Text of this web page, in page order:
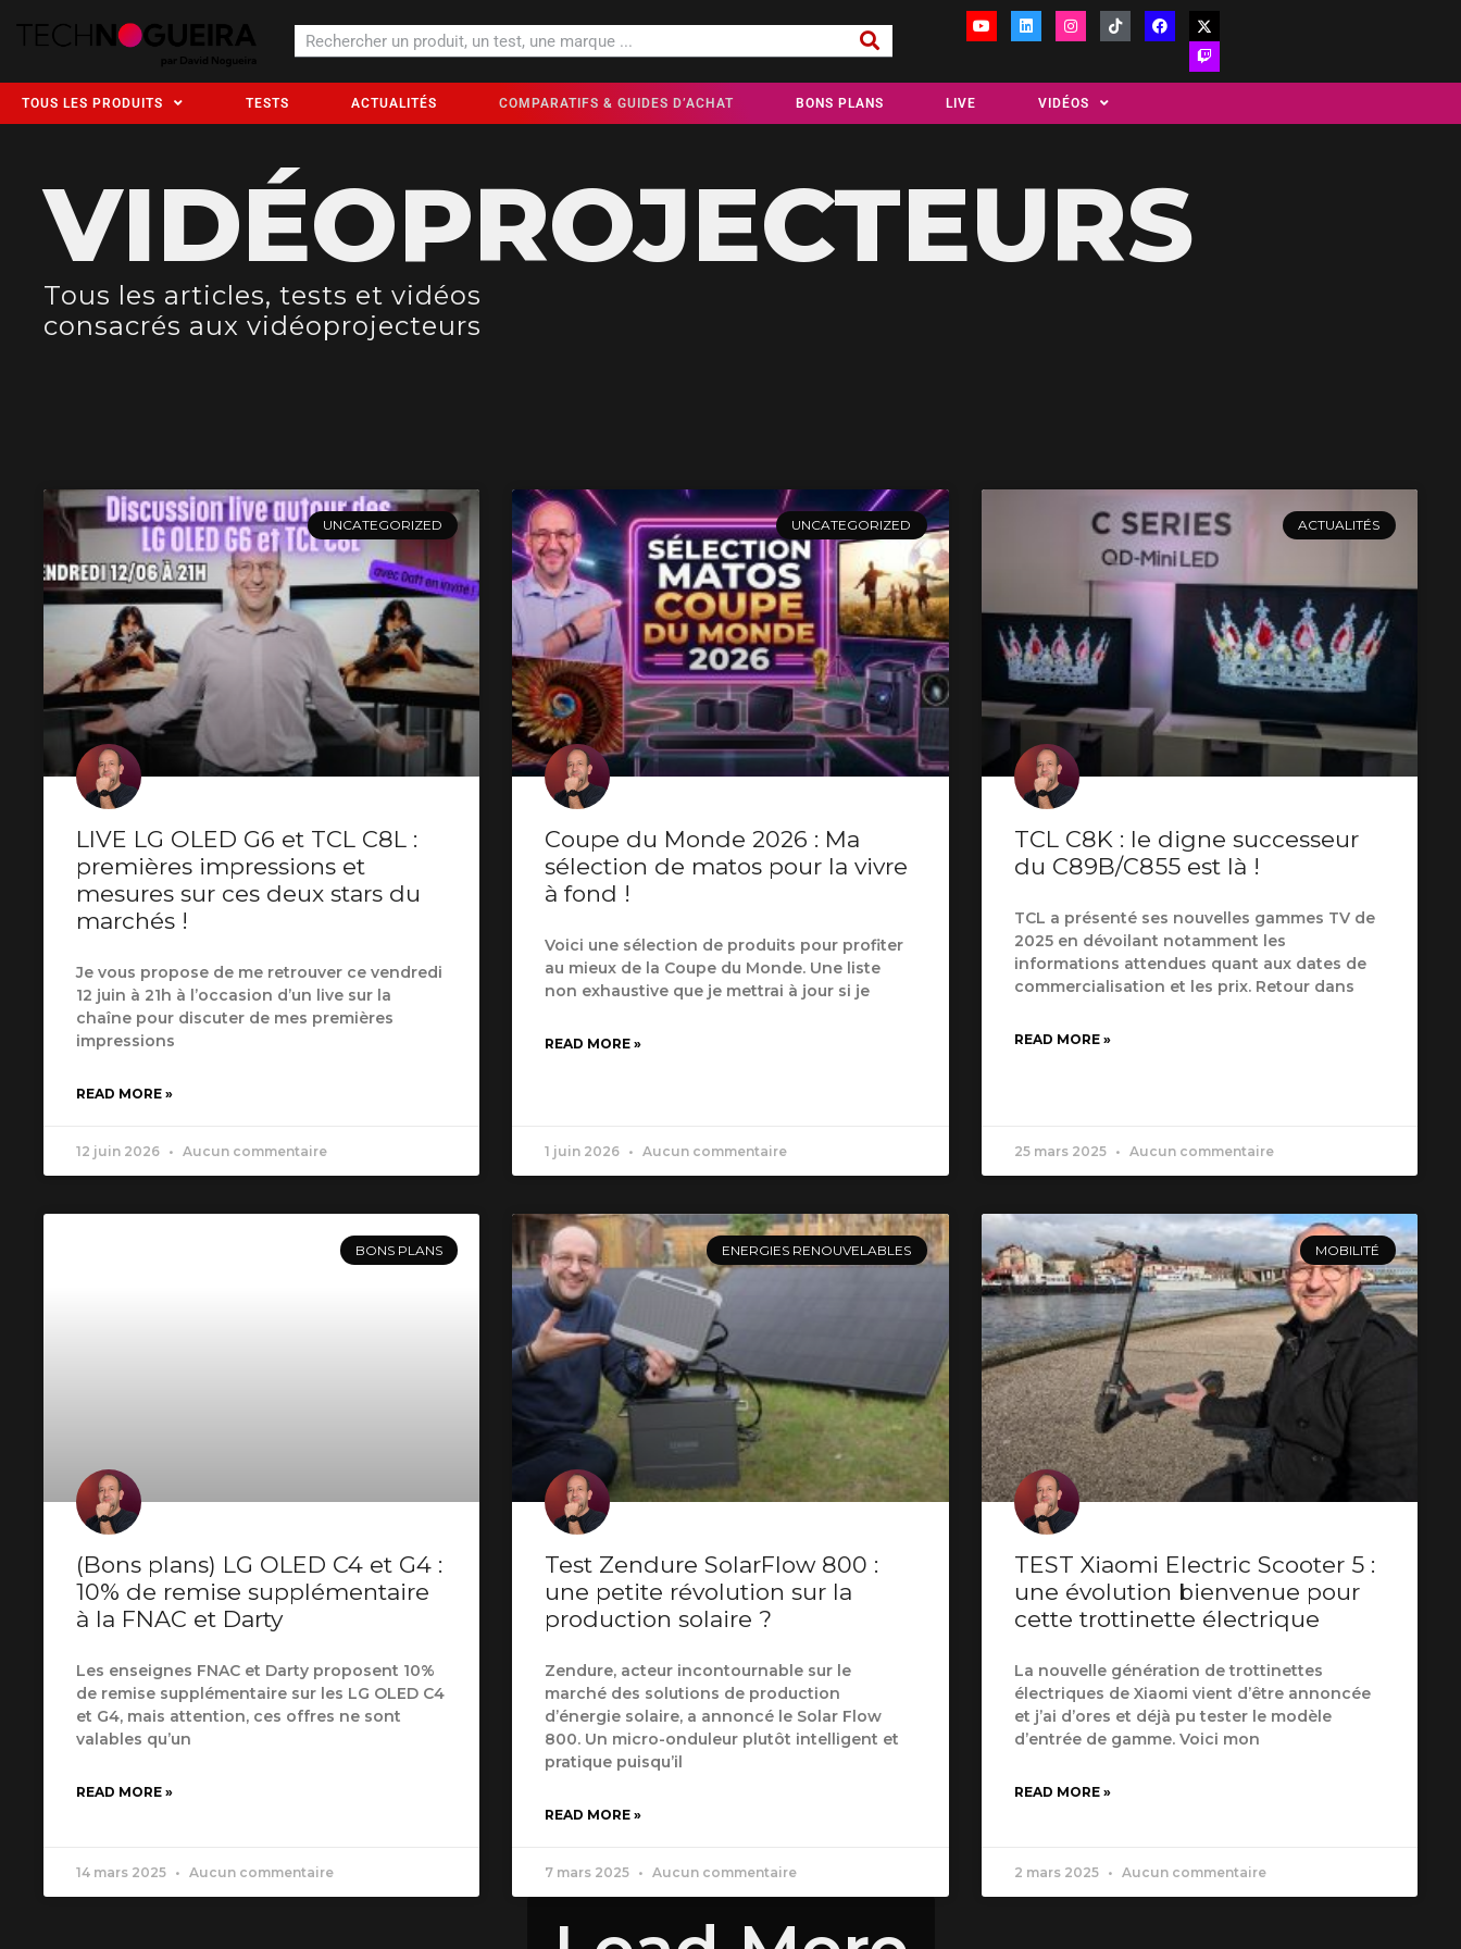
TOUS LES PRODUITS TESTS ACTUALITÉS COMPARATIFS & GUIDES D’ACHAT BONS PLANS LIVE VIDÉOS
VIDÉOPROJECTEURS
Tous les articles, tests et vidéos
consacrés aux vidéoprojecteurs
UNCATEGORIZED
LIVE LG OLED G6 et TCL C8L :
premières impressions et
mesures sur ces deux stars du
marchés !
Je vous propose de me retrouver ce vendredi
12 juin à 21h à l’occasion d’un live sur la
chaîne pour discuter de mes premières
impressions
READ MORE »
12 juin 2026 Aucun commentaire
UNCATEGORIZED
Coupe du Monde 2026 : Ma
sélection de matos pour la vivre
à fond !
Voici une sélection de produits pour profiter
au mieux de la Coupe du Monde. Une liste
non exhaustive que je mettrai à jour si je
READ MORE »
1 juin 2026 Aucun commentaire
ACTUALITÉS
TCL C8K : le digne successeur
du C89B/C855 est là !
TCL a présenté ses nouvelles gammes TV de
2025 en dévoilant notamment les
informations attendues quant aux dates de
commercialisation et les prix. Retour dans
READ MORE »
25 mars 2025 Aucun commentaire
BONS PLANS
(Bons plans) LG OLED C4 et G4 :
10% de remise supplémentaire
à la FNAC et Darty
Les enseignes FNAC et Darty proposent 10%
de remise supplémentaire sur les LG OLED C4
et G4, mais attention, ces offres ne sont
valables qu’un
READ MORE »
14 mars 2025 Aucun commentaire
ENERGIES RENOUVELABLES
Test Zendure SolarFlow 800 :
une petite révolution sur la
production solaire ?
Zendure, acteur incontournable sur le
marché des solutions de production
d’énergie solaire, a annoncé le Solar Flow
800. Un micro-onduleur plutôt intelligent et
pratique puisqu’il
READ MORE »
7 mars 2025 Aucun commentaire
MOBILITÉ
TEST Xiaomi Electric Scooter 5 :
une évolution bienvenue pour
cette trottinette électrique
La nouvelle génération de trottinettes
électriques de Xiaomi vient d’être annoncée
et j’ai d’ores et déjà pu tester le modèle
d’entrée de gamme. Voici mon
READ MORE »
2 mars 2025 Aucun commentaire